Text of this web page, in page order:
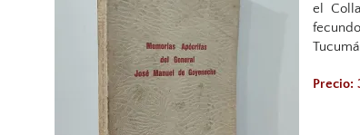
el
Precio: